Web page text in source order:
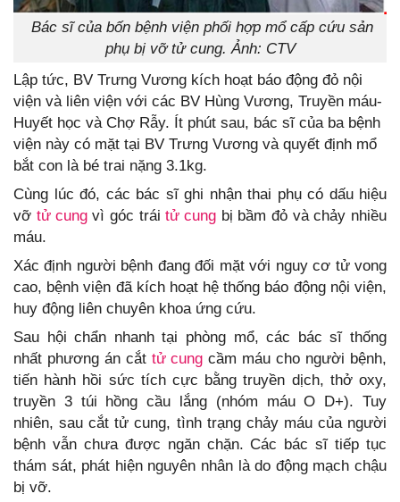
Bác sĩ của bốn bệnh viện phối hợp mổ cấp cứu sản
phụ bị vỡ tử cung. Ảnh: CTV
Lập tức, BV Trưng Vương kích hoạt báo động đỏ nội
viện và liên viện với các BV Hùng Vương, Truyền máu-
Huyết học và Chợ Rẫy. Ít phút sau, bác sĩ của ba bệnh
viện này có mặt tại BV Trưng Vương và quyết định mổ
bắt con là bé trai nặng 3.1kg.
Cùng lúc đó, các bác sĩ ghi nhận thai phụ có dấu hiệu
vỡ tử cungvì góc tráitử cung bị bầm đỏ và chảy nhiều
máu.
Xác định người bệnh đang đối mặt với nguy cơ tử vong
cao, bệnh viện đã kích hoạt hệ thống báo động nội viện,
huy động liên chuyên khoa ứng cứu.
Sau hội chẩn nhanh tại phòng mổ, các bác sĩ thống
nhất phương án cắt tử cung cầm máu cho người bệnh,
tiến hành hồi sức tích cực bằng truyền dịch, thở oxy,
truyền 3 túi hồng cầu lắng (nhóm máu O D+). Tuy
nhiên, sau cắt tử cung, tình trạng chảy máu của người
bệnh vẫn chưa được ngăn chặn. Các bác sĩ tiếp tục
thám sát, phát hiện nguyên nhân là do động mạch chậu
bị vỡ.